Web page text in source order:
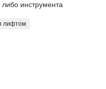
инструмента
лифтом